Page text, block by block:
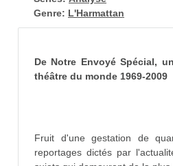
Genre: L'Harmattan
De Notre Envoyé Spécial,
théâtre du monde 1969-2009
Fruit d'une gestation de
reportages dictés par